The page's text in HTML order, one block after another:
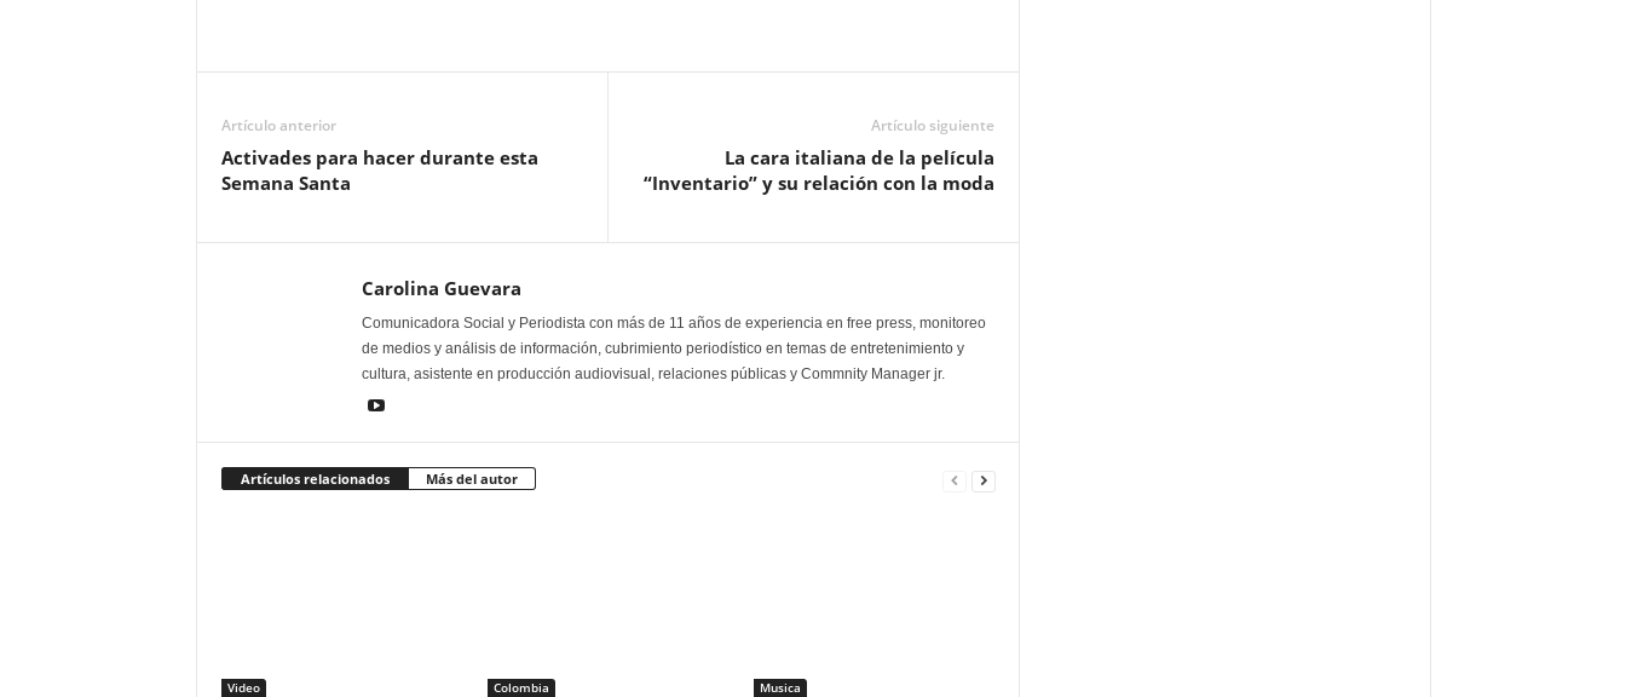
Artículo anterior
Activades para hacer durante esta
Semana Santa
Artículo siguiente
La cara italiana de la película
“Inventario” y su relación con la moda
Carolina Guevara
Comunicadora Social y Periodista con más de 11 años de experiencia en free press, monitoreo
de medios y análisis de información, cubrimiento periodístico en temas de entretenimiento y
cultura, asistente en producción audiovisual, relaciones públicas y Commnity Manager jr.
Artículos relacionados Más del autor
Video Colombia Musica